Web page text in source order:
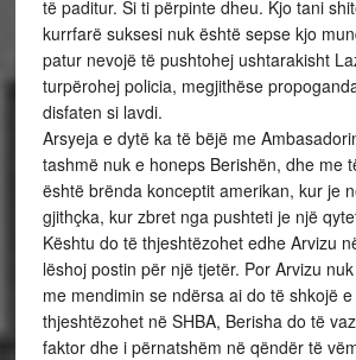
të paditur. Si ti përpinte dheu. Kjo tani
kurrfarë suksesi nuk është sepse kjo
patur nevojë të pushtohej ushtarakisht
turpërohej policia, megjithëse
disfaten si lavdi.
Arsyeja e dytë ka të bëjë me
tashmë nuk e honeps Berishën, dhe me
është brënda konceptit amerikan, kur je
gjithçka, kur zbret nga pushteti je një
Kështu do të thjeshtëzohet edhe Arvizu
lëshoj postin për një tjetër. Por Arvizu
me mendimin se ndërsa ai do të shkojë
thjeshtëzohet në SHBA, Berisha do të
faktor dhe i përnatshëm në qëndër të